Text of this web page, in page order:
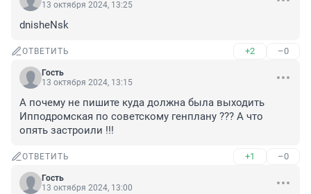
13 октября 2024, 13:25
dnisheNsk
ОТВЕТИТЬ +2 –0
Гость
13 октября 2024, 13:15
А почему не пишите куда должна была выходить
Ипподромская по советскому генплану ??? А что
опять застроили !!!
ОТВЕТИТЬ +1 –0
Гость
13 октября 2024, 13:00